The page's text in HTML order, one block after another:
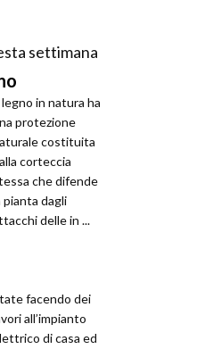
settimana
in natura ha
protezione
costituita
corteccia
che difende
pianta dagli
delle in ...
facendo dei
all’impianto
di casa ed